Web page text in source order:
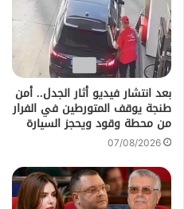
بعد انتشار فيديو أثار الجدل.. أمن
طنجة يوقف المتورطين في الفرار
من محطة وقود ويحجز السيارة
07/08/2026